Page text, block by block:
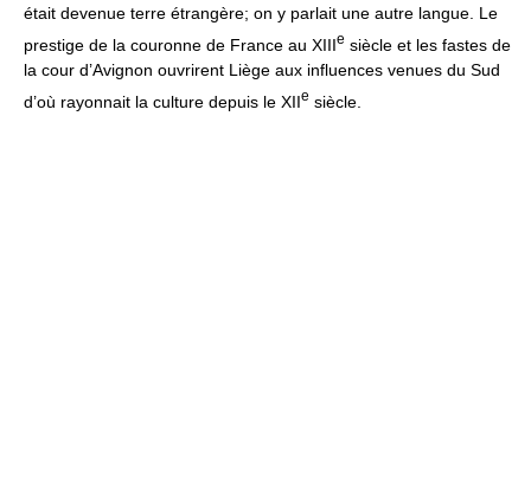
était devenue terre étrangère; on y parlait une autre langue. Le
prestige de la couronne de France au XIIIe siècle et les fastes de
la cour d’Avignon ouvrirent Liège aux influences venues du Sud
d’où rayonnait la culture depuis le XIIe siècle.